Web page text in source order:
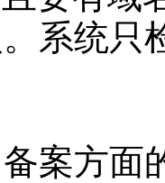
系统只
案方面